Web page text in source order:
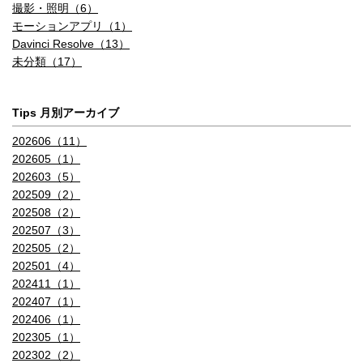
あり
あり
1200万画素(12MP)
自動手ぶれ補正
撮影・照明（6）
モーションアプリ（1）
Davinci Resolve（13）
未分類（17）
Tips 月別アーカイブ
202606（11）
202605（1）
202603（5）
202509（2）
202508（2）
202507（3）
202505（2）
202501（4）
202411（1）
202407（1）
202406（1）
202305（1）
202302（2）